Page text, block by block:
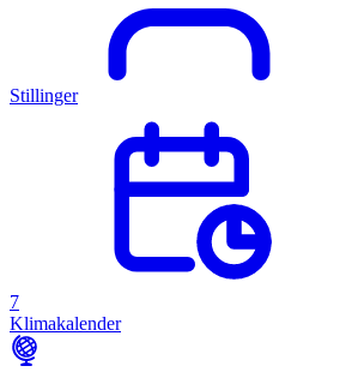
Stillinger
7
Klimakalender